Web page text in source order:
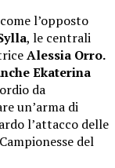
l’opposto
, le centrali
Alessia Orro.
Ekaterina
da
un’arma di
l’attacco delle
del